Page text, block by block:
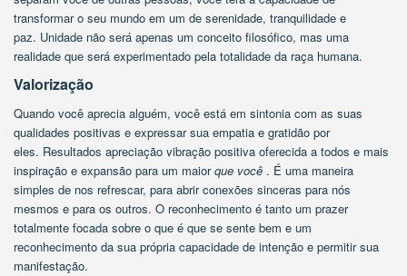
transformar o seu mundo em um de serenidade, tranquilidade e
paz. Unidade não será apenas um conceito filosófico, mas uma
realidade que será experimentado pela totalidade da raça humana.
Valorização
Quando você aprecia alguém, você está em sintonia com as suas
qualidades positivas e expressar sua empatia e gratidão por
eles. Resultados apreciação vibração positiva oferecida a todos e mais
inspiração e expansão para um maiorque você. É uma maneira
simples de nos refrescar, para abrir conexões sinceras para nós
mesmos e para os outros. O reconhecimento é tanto um prazer
totalmente focada sobre o que é que se sente bem e um
reconhecimento da sua própria capacidade de intenção e permitir sua
manifestação.